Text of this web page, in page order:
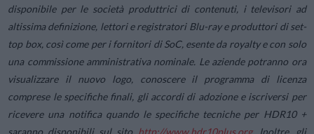
disponibile per le società produttrici di contenuti, i televisori ad
altissima definizione, lettori e registratori Blu-ray e produttori di set-
top box, così come per i fornitori di SoC, esente da royalty e con solo
una commissione amministrativa nominale. Le aziende potranno ora
visualizzare il nuovo logo, conoscere il programma di licenza
comprese le specifiche finali, gli accordi di adozione e iscriversi per
ricevere una notifica quando le specifiche tecniche per HDR10 +